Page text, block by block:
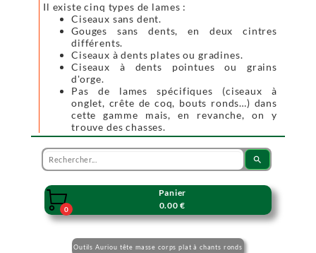
Il existe cinq types de lames :
Ciseaux sans dent.
Gouges sans dents, en deux cintres
différents.
Ciseaux à dents plates ou gradines.
Ciseaux à dents pointues ou grains
d'orge.
Pas de lames spécifiques (ciseaux à
onglet, crête de coq, bouts ronds…) dans
cette gamme mais, en revanche, on y
trouve des chasses.
search

0
Panier
0.00 €
Outils Auriou tête masse corps plat à chants ronds